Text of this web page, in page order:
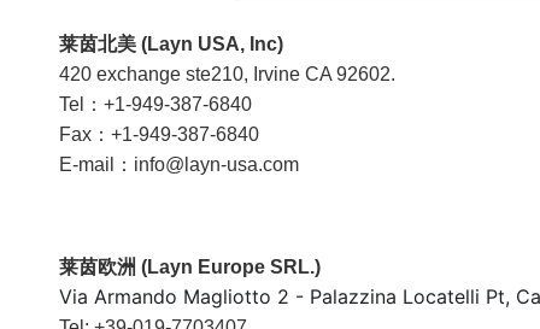
莱茵北美 (Layn USA, Inc)
420 exchange ste210, Irvine CA 92602.
Tel：+1-949-387-6840
Fax：+1-949-387-6840
E-mail：info@layn-usa.com
莱茵欧洲 (Layn Europe SRL.)
Via Armando Magliotto 2 - Palazzina Locatelli Pt,